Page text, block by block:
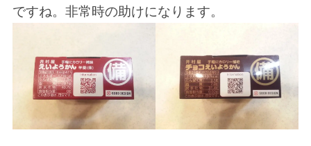
ですね。非常時の助けになります。